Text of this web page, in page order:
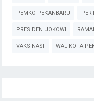
PEMKO PEKANBARU
PRESIDEN JOKOWI
VAKSINASI WALIKOTA